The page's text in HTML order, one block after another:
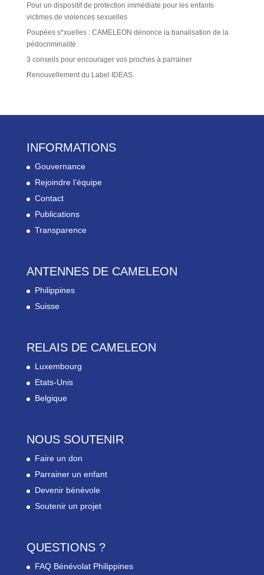
Pour un dispositif de protection immédiate pour les enfants
victimes de violences sexuelles
Poupées s*xuelles : CAMELEON dénonce la banalisation de la
pédocriminalité
3 conseils pour encourager vos proches à parrainer
Renouvellement du Label IDEAS
INFORMATIONS
Gouvernance
Rejoindre l’équipe
Contact
Publications
Transparence
ANTENNES DE CAMELEON
Philippines
Suisse
RELAIS DE CAMELEON
Luxembourg
Etats-Unis
Belgique
NOUS SOUTENIR
Faire un don
Parrainer un enfant
Devenir bénévole
Soutenir un projet
QUESTIONS ?
FAQ Bénévolat Philippines